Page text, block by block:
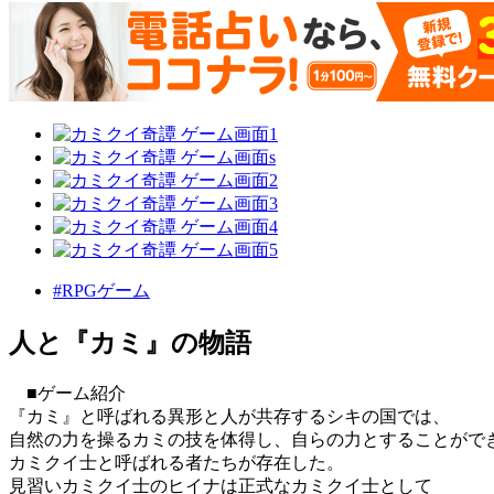
#RPGゲーム
人と『カミ』の物語
■ゲーム紹介
『カミ』と呼ばれる異形と人が共存するシキの国では、
自然の力を操るカミの技を体得し、自らの力とすることがで
カミクイ士と呼ばれる者たちが存在した。
見習いカミクイ士のヒイナは正式なカミクイ士として